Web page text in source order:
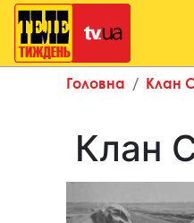
Головна Клан
Клан